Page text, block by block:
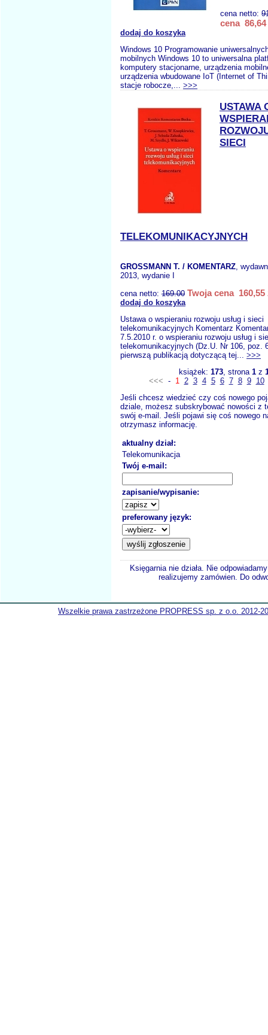
cena netto:
cena 86,64
dodaj do koszyka
Windows 10 Programowanie
mobilnych Windows 10 to uniwersalna
komputery stacjonarne, urządzenia
urządzenia wbudowane IoT (Internet of
stacje robocze,... >>>
USTAWA
SIECI
TELEKOMUNIKACYJNYCH
GROSSMANN T. / KOMENTARZ,
2013, wydanie I
cena netto: 169.00 Twoja cena 160,55
dodaj do koszyka
Ustawa o wspieraniu rozwoju usług i sieci
telekomunikacyjnych Komentarz
7.5.2010 r. o wspieraniu rozwoju usług i
telekomunikacyjnych (Dz.U. Nr 106, poz.
pierwszą publikacją dotyczącą tej... >>>
książek: 173, strona 1z
<<< - 1 2 3 4 5 6 7 8 9
10
Jeśli chcesz wiedzieć czy coś nowego
dziale, możesz subskrybować nowości z
swój e-mail. Jeśli pojawi się coś nowego
otrzymasz informację.
aktualny dział:
Telekomunikacja
Twój e-mail:
zapisanie/wypisanie:
preferowany język:
Księgarnia nie działa. Nie
realizujemy zamówien. Do
Wszelkie prawa zastrzeżone PROPRESS sp. z o.o. 2012-